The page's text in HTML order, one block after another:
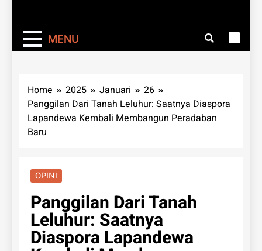
MENU
Home 2025 Januari
26
Panggilan Dari Tanah Leluhur: Saatnya Diaspora
Lapandewa Kembali Membangun Peradaban
Baru
OPINI
Panggilan Dari Tanah
Leluhur: Saatnya
Diaspora Lapandewa